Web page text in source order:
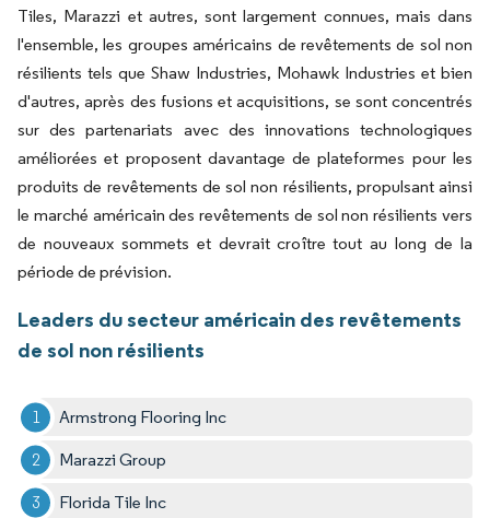
Tiles, Marazzi et autres, sont largement connues, mais dans
l'ensemble, les groupes américains de revêtements de sol non
résilients tels que Shaw Industries, Mohawk Industries et bien
d'autres, après des fusions et acquisitions, se sont concentrés
sur des partenariats avec des innovations technologiques
améliorées et proposent davantage de plateformes pour les
produits de revêtements de sol non résilients, propulsant ainsi
le marché américain des revêtements de sol non résilients vers
de nouveaux sommets et devrait croître tout au long de la
période de prévision.
Leaders du secteur américain des revêtements
de sol non résilients
Armstrong Flooring Inc
Marazzi Group
Florida Tile Inc